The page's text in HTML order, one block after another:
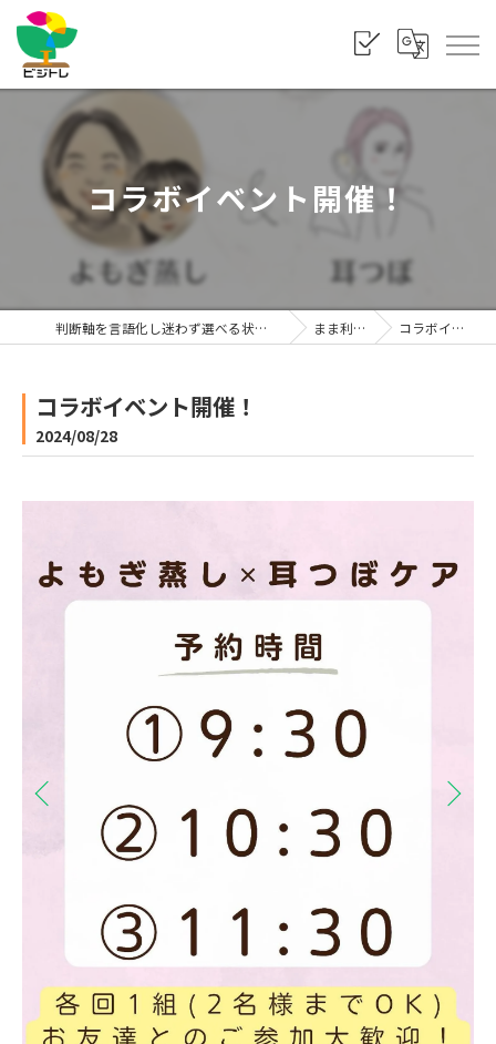
コラボイベント開催！
判断軸を言語化し迷わず選べる状態をつくる「株式会社ビジトレ」 まま利楽ブログ コラボイベント開催！
コラボイベント開催！
2024/08/28